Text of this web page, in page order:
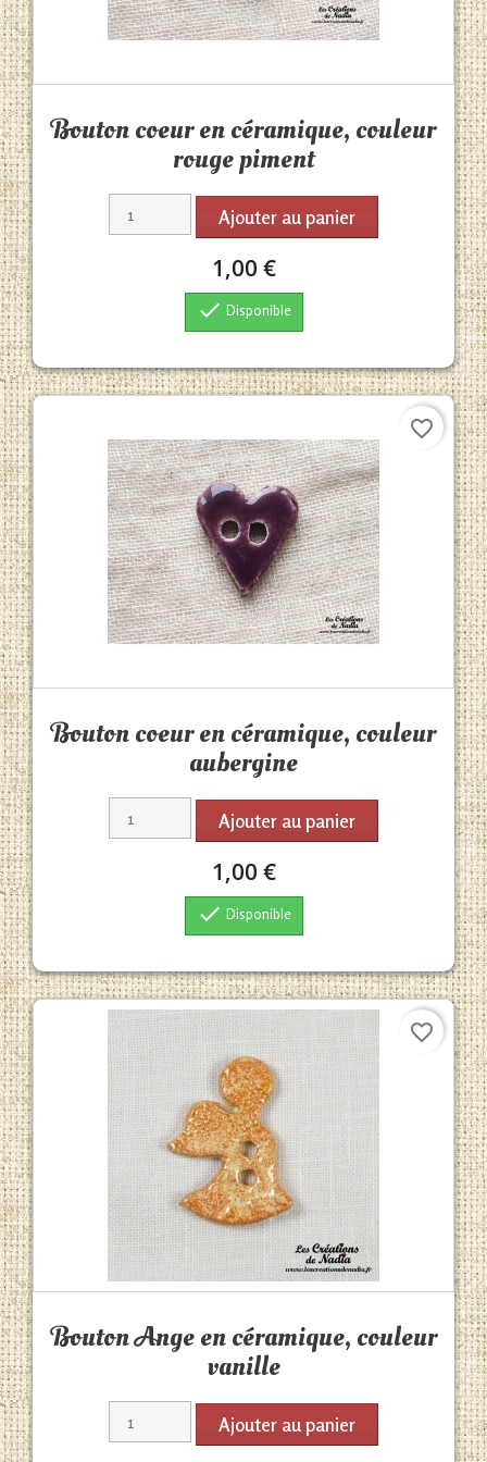
Bouton coeur en céramique, couleur
rouge piment
Ajouter au panier
1,00 €
 Disponible
Bouton coeur en céramique, couleur
aubergine
Ajouter au panier
1,00 €
 Disponible
favorite_border
Bouton Ange en céramique, couleur
vanille
Ajouter au panier
favorite_border